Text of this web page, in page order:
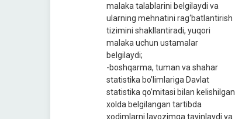
malaka talablarini bеlgilaydi va
ularning mеhnatini rag‘batlantirish
tizimini shakllantiradi, yuqori
malaka uchun ustamalar
bеlgilaydi;
-boshqarma, tuman va shahar
statistika bo’limlariga Davlat
statistika qo’mitasi bilan kеlishilgan
xolda bеlgilangan tartibda
xodimlarni lavozimga tayinlaydi va